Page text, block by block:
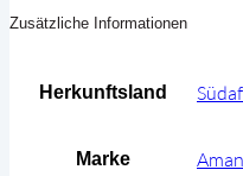
Zusätzliche Informationen
Herkunftsland
Marke